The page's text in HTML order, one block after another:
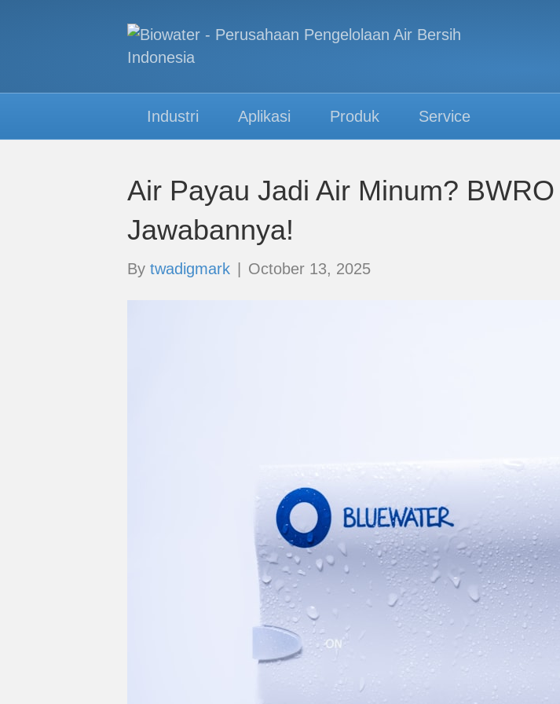
Industri Aplikasi Produk Service
Air Payau Jadi Air Minum? BWRO
Jawabannya!
By twadigmark October 13, 2025